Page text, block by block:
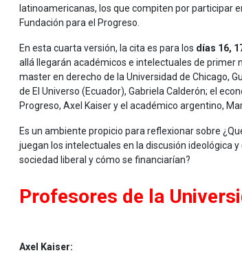
latinoamericanas, los que compiten por participar
Fundación para el Progreso.
En esta cuarta versión, la cita es para los días 16,
allá llegarán académicos e intelectuales de primer
master en derecho de la Universidad de Chicago,
de El Universo (Ecuador), Gabriela Calderón; el
Progreso, Axel Kaiser y el académico argentino,
Es un ambiente propicio para reflexionar sobre
juegan los intelectuales en la discusión ideológica
sociedad liberal y cómo se financiarían?
Profesores de la
Axel Kaiser: